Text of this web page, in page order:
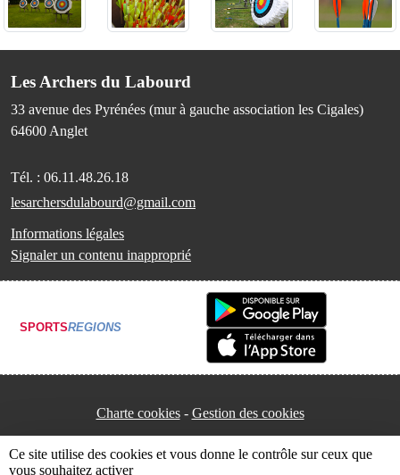
Les Archers du Labourd
33 avenue des Pyrénées (mur à gauche association les Cigales)
64600 Anglet
Tél. : 06.11.48.26.18
lesarchersdulabourd@gmail.com
Informations légales
Signaler un contenu inapproprié
SPORTSREGIONS
Charte cookies Gestion des cookies
Ce site utilise des cookies et vous donne le contrôle sur ceux que
vous souhaitez activer